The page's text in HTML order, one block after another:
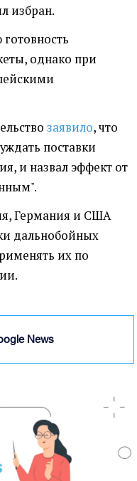
избран.
готовность
однако при
заявило, что
поставки
и назвал эффект от
Германия и США
дальнобойных
их по
News